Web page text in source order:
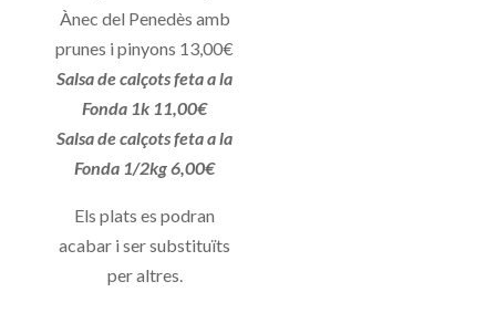
Ànec del Penedès amb
prunes i pinyons 13,00€
Salsa de calçots feta a la
Fonda 1k 11,00€
Salsa de calçots feta a la
Fonda 1/2kg 6,00€
Els plats es podran
acabar i ser substituïts
per altres.